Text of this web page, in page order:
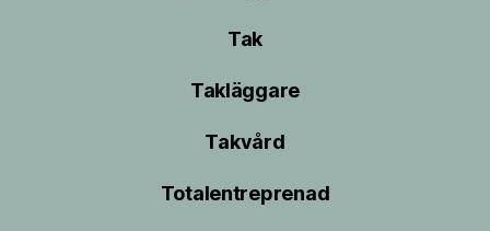
Tak
Takläggare
Takvård
Totalentreprenad